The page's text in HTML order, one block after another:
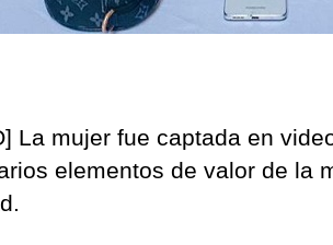
La mujer fue captada en
elementos de valor de la